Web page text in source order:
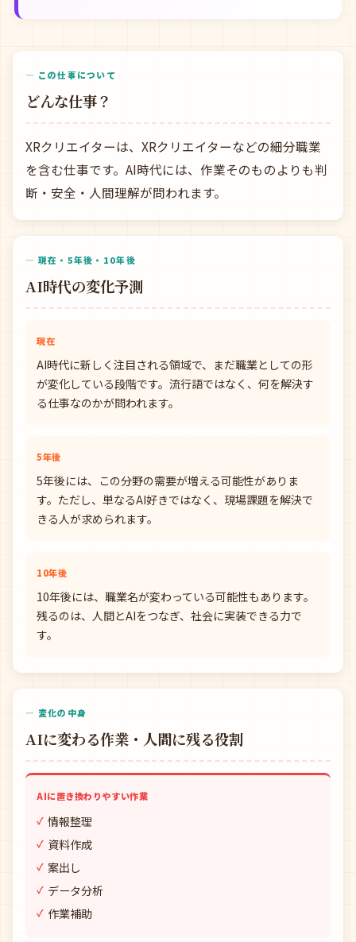
— この仕事について
どんな仕事？
XRクリエイターは、XRクリエイターなどの細分職業
を含む仕事です。AI時代には、作業そのものよりも判
断・安全・人間理解が問われます。
— 現在・5年後・10年後
AI時代の変化予測
現在
AI時代に新しく注目される領域で、まだ職業としての形
が変化している段階です。流行語ではなく、何を解決す
る仕事なのかが問われます。
5年後
5年後には、この分野の需要が増える可能性がありま
す。ただし、単なるAI好きではなく、現場課題を解決で
きる人が求められます。
10年後
10年後には、職業名が変わっている可能性もあります。
残るのは、人間とAIをつなぎ、社会に実装できる力で
す。
— 変化の中身
AIに変わる作業・人間に残る役割
AIに置き換わりやすい作業
情報整理
資料作成
案出し
データ分析
作業補助